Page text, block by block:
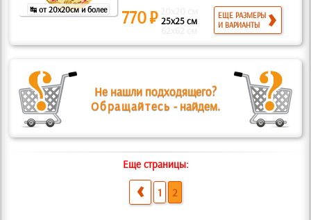
↹ от 20x20см и более 770 ₽ 25x25 см
ЕЩЕ РАЗМЕРЫ
И ВАРИАНТЫ
Не нашли подходящего?
Обращайтесь - найдем.
Еще страницы:
1 2